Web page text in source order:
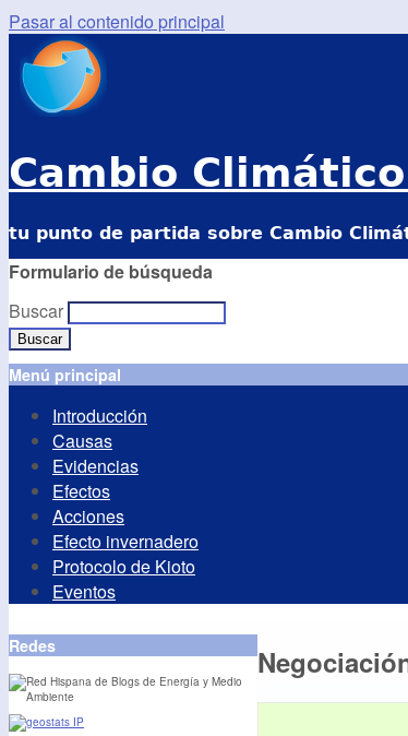
Pasar al contenido principal
Cambio
tu punto de partida sobre Cambio
Formulario de búsqueda
Buscar
Menú principal
Introducción
Causas
Evidencias
Efectos
Acciones
Efecto invernadero
Protocolo de Kioto
Eventos
Redes